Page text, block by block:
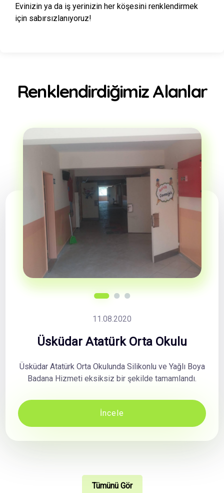
Evinizin ya da iş yerinizin her köşesini renklendirmek
için sabırsızlanıyoruz!
Renklendirdiğimiz Alanlar
11.08.2020
Üsküdar Atatürk Orta Okulu
Üsküdar Atatürk Orta Okulunda Silikonlu ve Yağlı Boya
Badana Hizmeti eksiksiz bir şekilde tamamlandı.
İncele
Tümünü Gör